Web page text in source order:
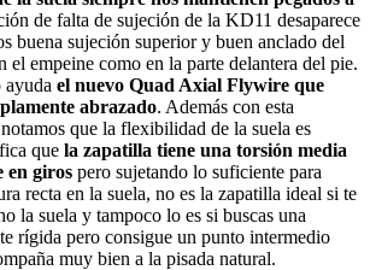
de falta de sujeción de la KD11 desaparece
buena sujeción superior y buen anclado del
el empeine como en la parte delantera del pie.
ayuda el nuevo Quad Axial Flywire que
abrazado. Además con esta
que la flexibilidad de la suela es
que la zapatilla tiene una torsión media
en giros pero sujetando lo suficiente para
recta en la suela, no es la zapatilla ideal si te
la suela y tampoco lo es si buscas una
rígida pero consigue un punto intermedio
muy bien a la pisada natural.